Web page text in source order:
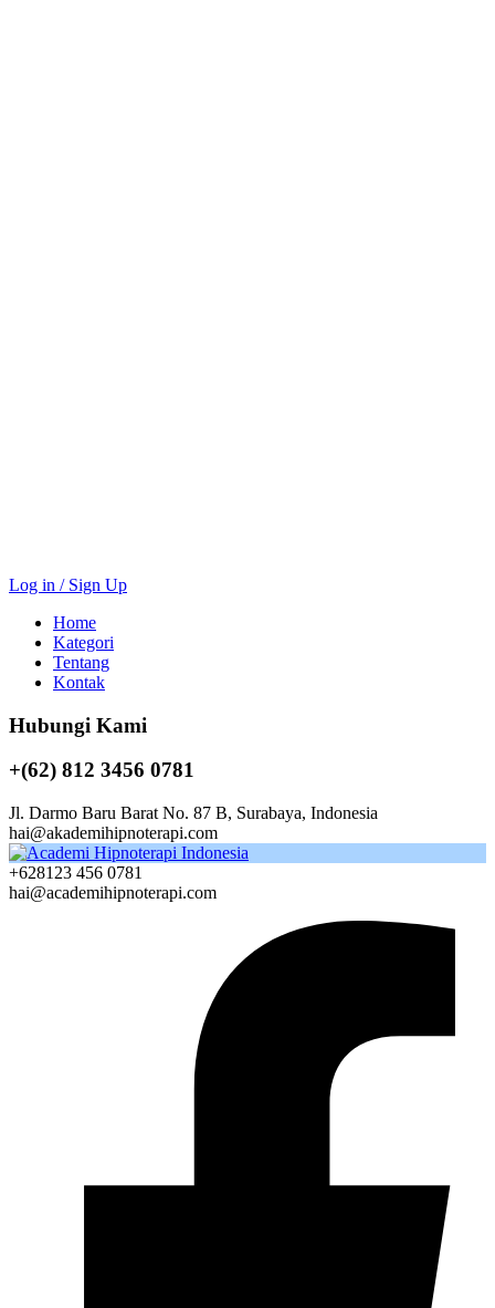
Log in / Sign Up
Home
Kategori
Tentang
Kontak
Hubungi Kami
+(62) 812 3456 0781
Jl. Darmo Baru Barat No. 87 B, Surabaya, Indonesia
hai@akademihipnoterapi.com
+628123 456 0781
hai@academihipnoterapi.com